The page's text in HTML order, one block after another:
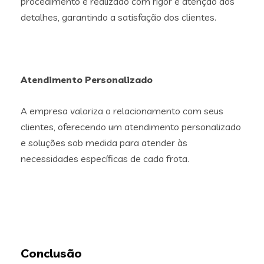
detalhes, garantindo a satisfação dos clientes.
Atendimento Personalizado
A empresa valoriza o relacionamento com seus
clientes, oferecendo um atendimento personalizado
e soluções sob medida para atender às
necessidades específicas de cada frota.
Conclusão